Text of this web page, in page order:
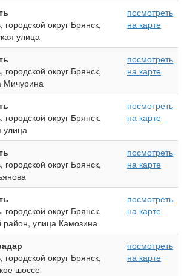
городской округ Брянск,
улица
посмотреть
на карте
городской округ Брянск,
Мичурина
посмотреть
на карте
городской округ Брянск,
улица
посмотреть
на карте
городской округ Брянск,
посмотреть
на карте
городской округ Брянск,
район, улица Камозина
посмотреть
на карте
городской округ Брянск,
шоссе
посмотреть
на карте